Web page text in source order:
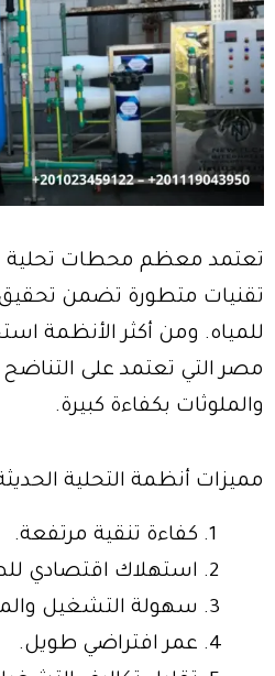
تعتمد معظم محطات تحلية
تقنيات متطورة تضمن
مصر التي تعتمد على التناضح
والملوثات بكفاءة كبيرة.
مميزات أنظمة التحلية
كفاءة تنقية مرتفعة.
استهلاك اقتصادي
سهولة التشغيل
عمر افتراضي طويل.